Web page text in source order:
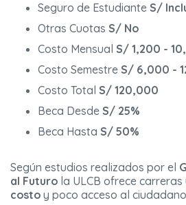
Seguro de Estudiante S/
Otras Cuotas S/ No
Costo Mensual S/ 1,200 -
Costo Semestre S/ 6,000 -
Costo Total S/ 120,000
Beca Desde S/ 25%
Beca Hasta S/ 50%
Según estudios realizados por el
al Futuro la ULCB ofrece
costo y poco acceso al